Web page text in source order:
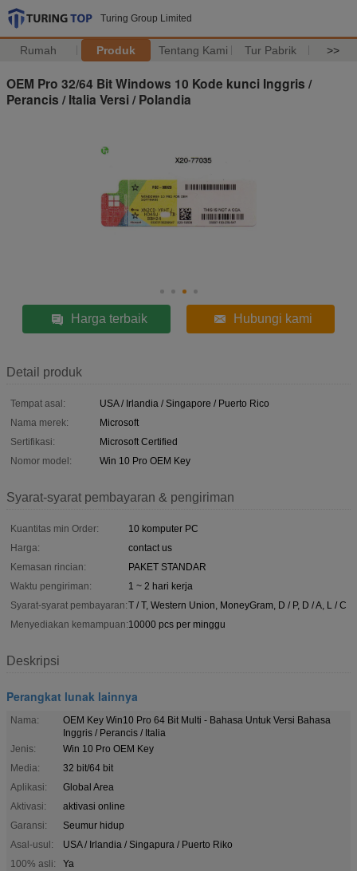
Turing Group Limited
Rumah Produk Tentang Kami Tur Pabrik >>
OEM Pro 32/64 Bit Windows 10 Kode kunci Inggris /
Perancis / Italia Versi / Polandia
Harga terbaik Hubungi kami
Detail produk
Tempat asal:
USA / Irlandia / Singapore / Puerto Rico
Nama merek:
Microsoft
Sertifikasi:
Microsoft Certified
Nomor model:
Win 10 Pro OEM Key
Syarat-syarat pembayaran & pengiriman
Kuantitas min Order:
10 komputer PC
Harga:
contact us
Kemasan rincian:
PAKET STANDAR
Waktu pengiriman:
1 ~ 2 hari kerja
Syarat-syarat pembayaran:T / T, Western Union, MoneyGram, D / P, D / A, L / C
Menyediakan kemampuan:10000 pcs per minggu
Deskripsi
Perangkat lunak lainnya
Nama:
OEM Key Win10 Pro 64 Bit Multi - Bahasa Untuk Versi Bahasa
Inggris / Perancis / Italia
Jenis:
Win 10 Pro OEM Key
Media:
32 bit/64 bit
Aplikasi:
Global Area
Aktivasi:
aktivasi online
Garansi:
Seumur hidup
Asal-usul:
USA / Irlandia / Singapura / Puerto Riko
100% asli:
Ya